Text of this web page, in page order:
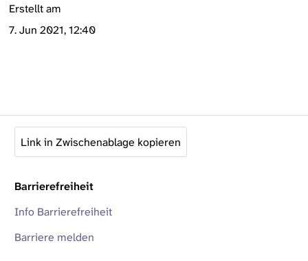
Erstellt am
7. Jun 2021, 12:40
Link in Zwischenablage kopieren
Barrierefreiheit
Info Barrierefreiheit
Barriere melden